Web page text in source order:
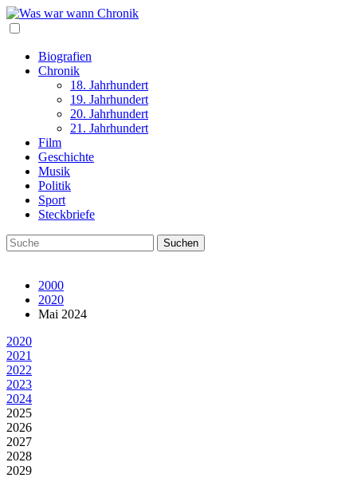
Biografien
Chronik
18. Jahrhundert
19. Jahrhundert
20. Jahrhundert
21. Jahrhundert
Film
Geschichte
Musik
Politik
Sport
Steckbriefe
2000
2020
Mai 2024
2020
2021
2022
2023
2024
2025
2026
2027
2028
2029